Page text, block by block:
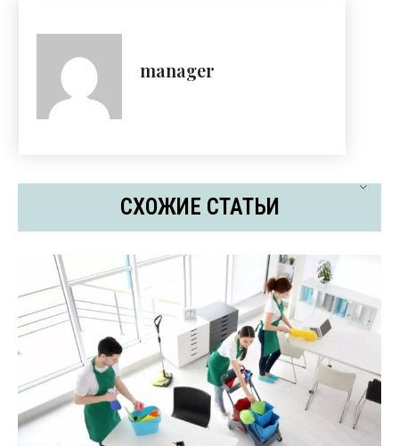
manager
СХОЖИЕ СТАТЬИ